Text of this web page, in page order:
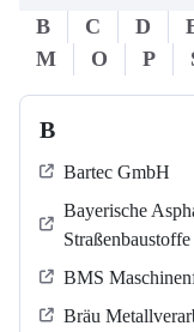
B C D
M
O P
B
Bartec GmbH
Bayerische
Straßenbaustoffe
BMS
Bräu